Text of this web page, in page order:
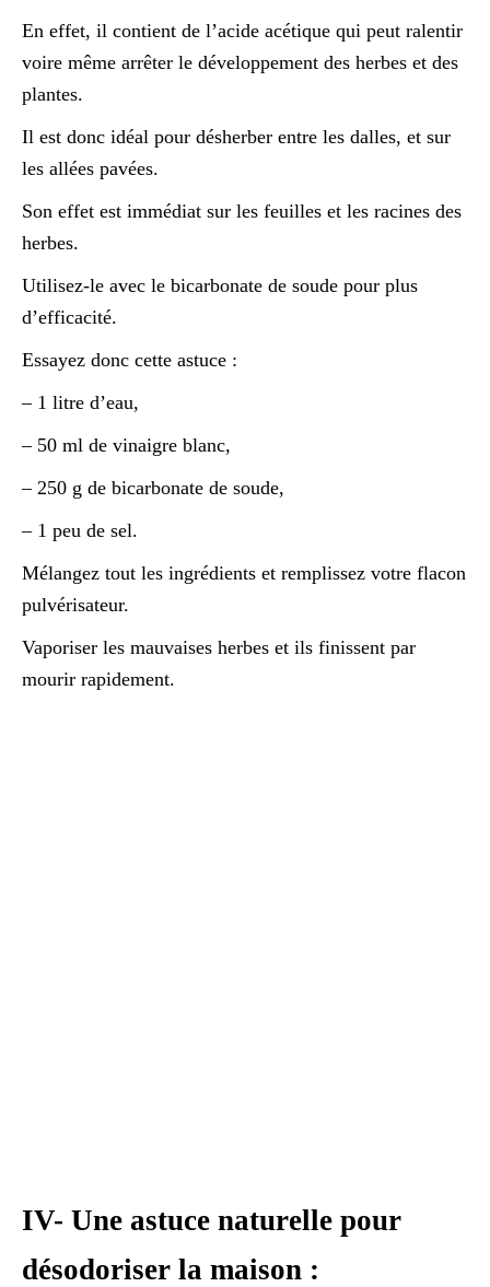
En effet, il contient de l’acide acétique qui peut ralentir
voire même arrêter le développement des herbes et des
plantes.
Il est donc idéal pour désherber entre les dalles, et sur
les allées pavées.
Son effet est immédiat sur les feuilles et les racines des
herbes.
Utilisez-le avec le bicarbonate de soude pour plus
d’efficacité.
Essayez donc cette astuce :
– 1 litre d’eau,
– 50 ml de vinaigre blanc,
– 250 g de bicarbonate de soude,
– 1 peu de sel.
Mélangez tout les ingrédients et remplissez votre flacon
pulvérisateur.
Vaporiser les mauvaises herbes et ils finissent par
mourir rapidement.
IV- Une astuce naturelle pour
désodoriser la maison :